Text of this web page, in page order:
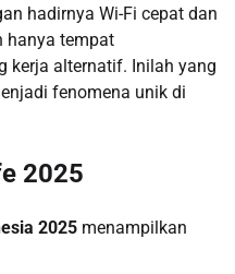
hadirnya Wi-Fi cepat dan
hanya tempat
kerja alternatif. Inilah yang
fenomena unik di
2025
2025 menampilkan